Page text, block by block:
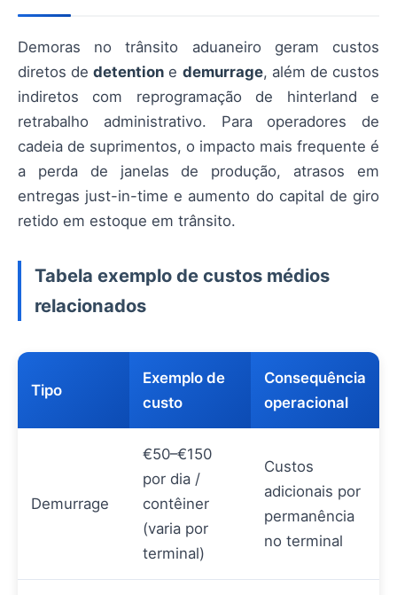
Demoras no trânsito aduaneiro geram custos
diretos dedetention e demurrage, além de custos
indiretos com reprogramação de hinterland e
retrabalho administrativo. Para operadores de
cadeia de suprimentos, o impacto mais frequente é
a perda de janelas de produção, atrasos em
entregas just-in-time e aumento do capital de giro
retido em estoque em trânsito.
Tabela exemplo de custos médios
relacionados
Tipo
Exemplo de
custo
Consequência
operacional
Demurrage
€50–€150
por dia /
contêiner
(varia por
terminal)
Custos
adicionais por
permanência
no terminal